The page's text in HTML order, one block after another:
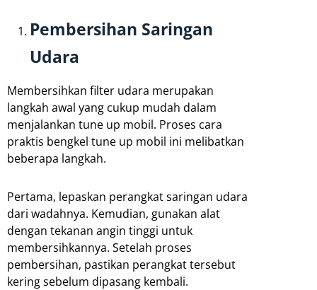
Pembersihan Saringan
Udara
Membersihkan filter udara merupakan
langkah awal yang cukup mudah dalam
menjalankan tune up mobil. Proses cara
praktis bengkel tune up mobil ini melibatkan
beberapa langkah.
Pertama, lepaskan perangkat saringan udara
dari wadahnya. Kemudian, gunakan alat
dengan tekanan angin tinggi untuk
membersihkannya. Setelah proses
pembersihan, pastikan perangkat tersebut
kering sebelum dipasang kembali.